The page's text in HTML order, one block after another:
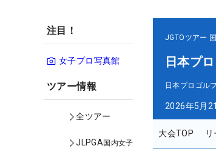
注目！
女子プロ写真館
ツアー情報
全ツアー
JLPGA国内女子
JGTOツアー
日本プ
日本プロゴル
2026年5月
大会TOP